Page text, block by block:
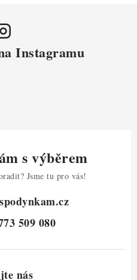
Instagramu
s výběrem
Jsme tu pro vás!
509 080